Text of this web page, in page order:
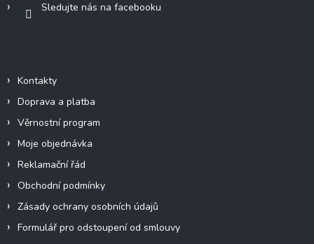
Sledujte nás na facebooku
Kontakty
Doprava a platba
Věrnostní program
Moje objednávka
Reklamační řád
Obchodní podmínky
Zásady ochrany osobních údajů
Formulář pro odstoupení od smlouvy